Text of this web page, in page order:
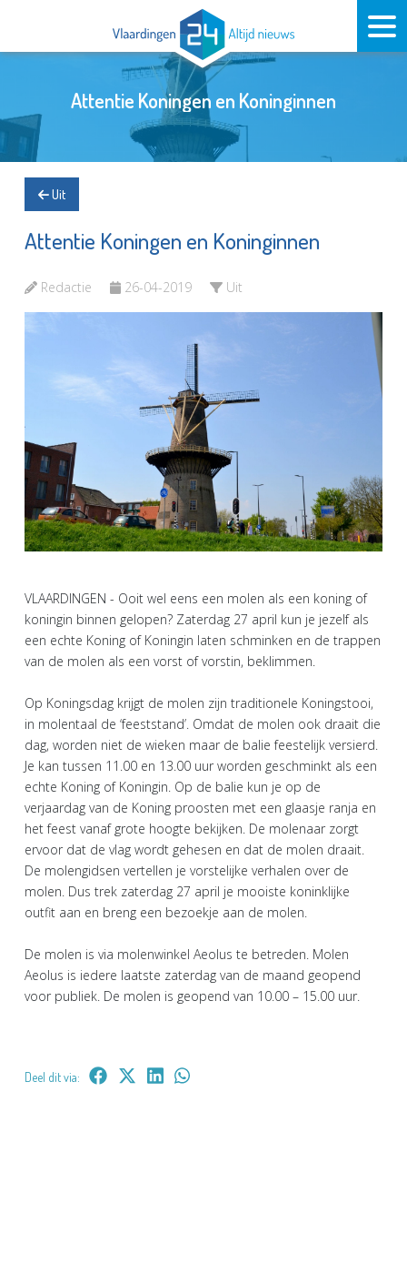
Attentie Koningen en Koninginnen
Uit
Attentie Koningen en Koninginnen
Redactie 26-04-2019 Uit
VLAARDINGEN - Ooit wel eens een molen als een koning of
koningin binnen gelopen? Zaterdag 27 april kun je jezelf als
een echte Koning of Koningin laten schminken en de trappen
van de molen als een vorst of vorstin, beklimmen.
Op Koningsdag krijgt de molen zijn traditionele Koningstooi,
in molentaal de ‘feeststand’. Omdat de molen ook draait die
dag, worden niet de wieken maar de balie feestelijk versierd.
Je kan tussen 11.00 en 13.00 uur worden geschminkt als een
echte Koning of Koningin. Op de balie kun je op de
verjaardag van de Koning proosten met een glaasje ranja en
het feest vanaf grote hoogte bekijken. De molenaar zorgt
ervoor dat de vlag wordt gehesen en dat de molen draait.
De molengidsen vertellen je vorstelijke verhalen over de
molen. Dus trek zaterdag 27 april je mooiste koninklijke
outfit aan en breng een bezoekje aan de molen.
De molen is via molenwinkel Aeolus te betreden. Molen
Aeolus is iedere laatste zaterdag van de maand geopend
voor publiek. De molen is geopend van 10.00 – 15.00 uur.
Deel dit via: